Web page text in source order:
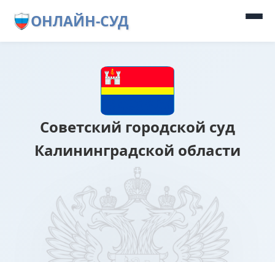
ОНЛАЙН-СУД
Советский городской суд
Калининградской области